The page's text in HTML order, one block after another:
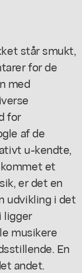
står smukt,
for de
med
for
af de
u-kendte,
et
er det en
udvikling i det
ligger
musikere
En
andet.